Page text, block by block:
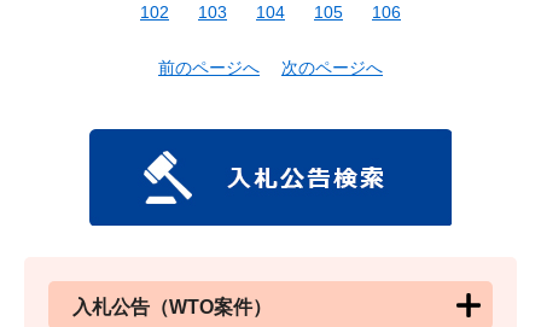
102
103 104 105 106
前のページへ 次のページへ
入札公告（WTO案件）